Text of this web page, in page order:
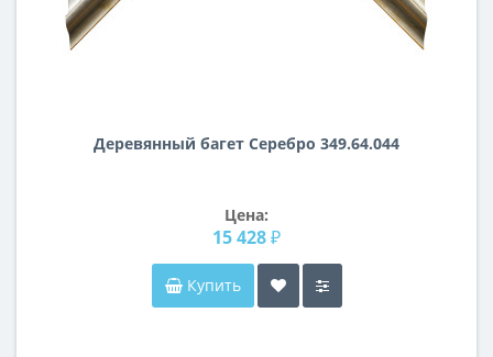
Деревянный багет Серебро 349.64.044
Цена:
15 428 ₽
Купить